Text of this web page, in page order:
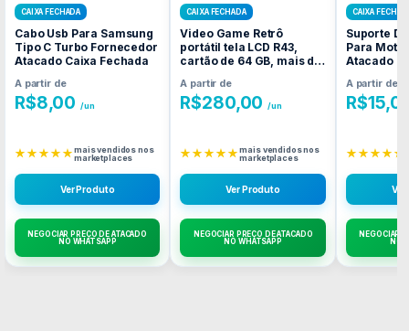
CAIXA FECHADA
Cabo Usb Para Samsung
Tipo C Turbo Fornecedor
Atacado Caixa Fechada
A partir de
R$8,00 /un
★★★★★mais vendidos nos
marketplaces
Ver Produto
NEGOCIAR PREÇO DE ATACADO
NO WHATSAPP
CAIXA FECHADA
Video Game Retrô
portátil tela LCD R43,
cartão de 64 GB, mais de
Caixa Fechada
A partir de
R$280,00 /un
★★★★★mais vendidos nos
marketplaces
Ver Produto
NEGOCIAR PREÇO DE ATACADO
NO WHATSAPP
CAIXA
Suporte
Para Moto
Atacado
A partir de
R$
★★★★★
NEGOCIAR
NO